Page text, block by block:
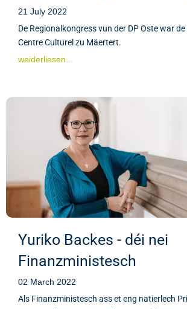
21 July 2022
De Regionalkongress vun der DP Oste war
Centre Culturel zu Mäertert.
weiderliesen...
Yuriko Backes - déi nei
Finanzministesch
02 March 2022
Als Finanzministesch ass et eng natierlech